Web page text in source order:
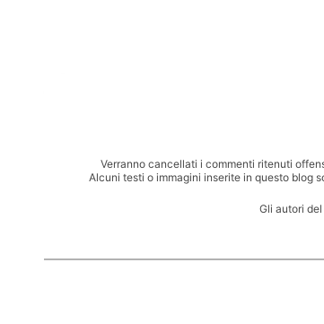
Verranno cancellati i commenti ritenuti
Alcuni testi o immagini inserite in questo blog
Gli autori